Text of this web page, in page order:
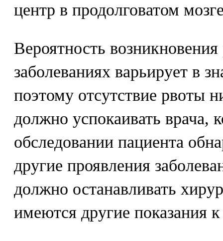
центр в продолговатом
Вероятность
заболеваниях варьирует в
поэтому отсутствие рвоты
должно успокаивать врача,
обследовании пациента
другие проявления
должно останавливать
имеются другие показания